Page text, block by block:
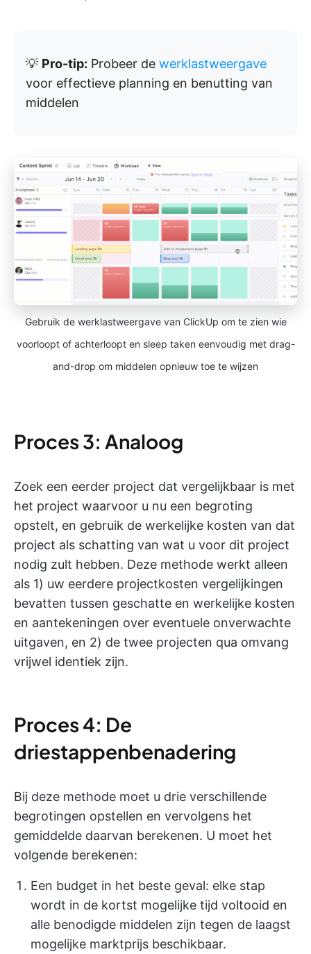
💡 Pro-tip: Probeer de werklastweergave
voor effectieve planning en benutting van
middelen
Gebruik de werklastweergave van ClickUp om te zien wie
voorloopt of achterloopt en sleep taken eenvoudig met drag-
and-drop om middelen opnieuw toe te wijzen
Proces 3: Analoog
Zoek een eerder project dat vergelijkbaar is met
het project waarvoor u nu een begroting
opstelt, en gebruik de werkelijke kosten van dat
project als schatting van wat u voor dit project
nodig zult hebben. Deze methode werkt alleen
als 1) uw eerdere projectkosten vergelijkingen
bevatten tussen geschatte en werkelijke kosten
en aantekeningen over eventuele onverwachte
uitgaven, en 2) de twee projecten qua omvang
vrijwel identiek zijn.
Proces 4: De
driestappenbenadering
Bij deze methode moet u drie verschillende
begrotingen opstellen en vervolgens het
gemiddelde daarvan berekenen. U moet het
volgende berekenen:
Een budget in het beste geval: elke stap
wordt in de kortst mogelijke tijd voltooid en
alle benodigde middelen zijn tegen de laagst
mogelijke marktprijs beschikbaar.